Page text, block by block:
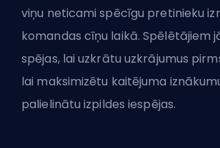
viņu neticami spēcīgu pretinieku
komandas cīņu laikā. Spēlētājiem
spējas, lai uzkrātu uzkrājumus
lai maksimizētu kaitējuma
palielinātu izpildes iespējas.